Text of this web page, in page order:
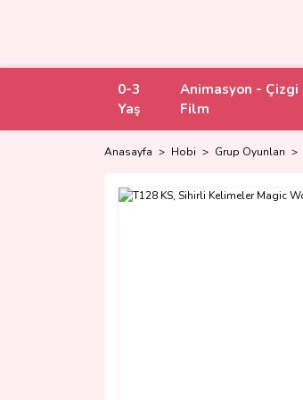
0-3
Yaş
Animasyon - Çizgi
Film
Anasayfa Hobi Grup Oyunları